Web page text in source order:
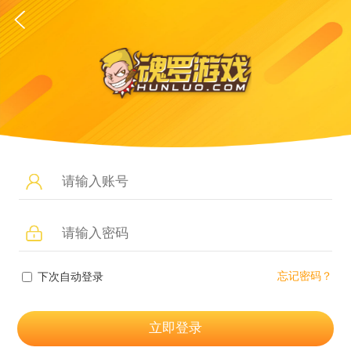
下次自动登录 忘记密码？
立即登录